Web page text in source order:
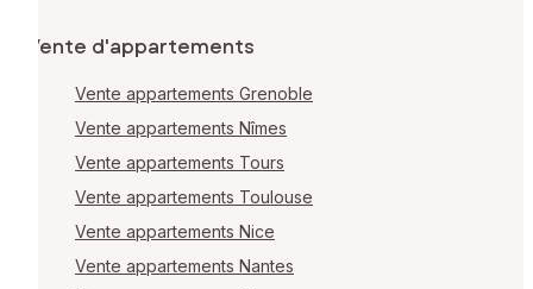
Vente d'appartements
Vente appartements Grenoble
Vente appartements Nîmes
Vente appartements Tours
Vente appartements Toulouse
Vente appartements Nice
Vente appartements Nantes